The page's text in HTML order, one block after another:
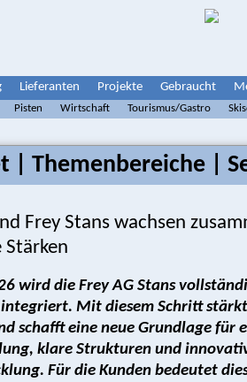
Lieferanten Projekte Gebraucht
Pisten Wirtschaft Tourismus/Gastro
| Themenbereiche |
Frey Stans wachsen
Stärken
wird die Frey AG Stans
Mit diesem Schritt
schafft eine neue Grundlage für
klare Strukturen und
Für die Kunden bedeutet